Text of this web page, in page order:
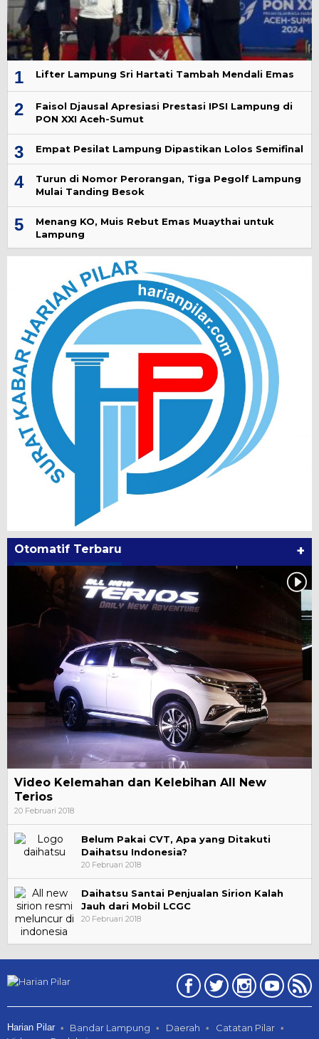
1 Lifter Lampung Sri Hartati Tambah Mendali Emas
2
Faisol Djausal Apresiasi Prestasi IPSI Lampung di
PON XXI Aceh-Sumut
3 Empat Pesilat Lampung Dipastikan Lolos Semifinal
4
Turun di Nomor Perorangan, Tiga Pegolf Lampung
Mulai Tanding Besok
5
Menang KO, Muis Rebut Emas Muaythai untuk
Lampung
Otomatif Terbaru +
Video Kelemahan dan Kelebihan All New
Terios
20 Februari 2018
Belum Pakai CVT, Apa yang Ditakuti
Daihatsu Indonesia?
20 Februari 2018
Daihatsu Santai Penjualan Sirion Kalah
Jauh dari Mobil LCGC
20 Februari 2018
Harian Pilar Bandar Lampung Daerah
Catatan Pilar